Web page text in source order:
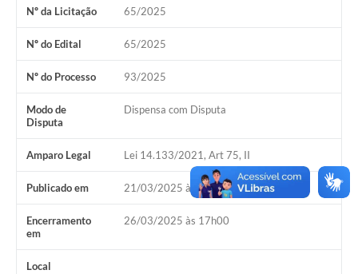
Nº da Licitação 65/2025
Nº do Edital 65/2025
Nº do Processo 93/2025
Modo de
Disputa
Dispensa com Disputa
Amparo Legal Lei 14.133/2021, Art 75, II
Publicado em 21/03/2025 às 14h00
Encerramento
em
26/03/2025 às 17h00
Local